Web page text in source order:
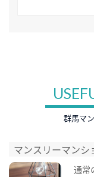
群馬マ
マンスリーマンシ
通常